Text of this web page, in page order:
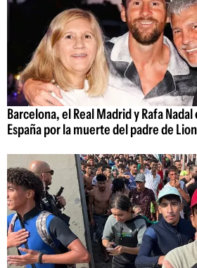
Barcelona, el Real Madrid y Rafa
España por la muerte del padre de